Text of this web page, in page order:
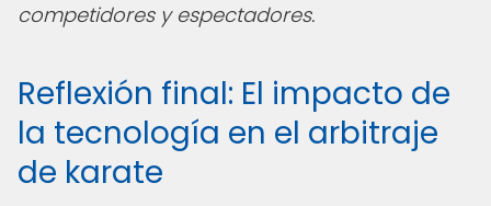
competidores y espectadores.
Reflexión final: El impacto de
la tecnología en el arbitraje
de karate